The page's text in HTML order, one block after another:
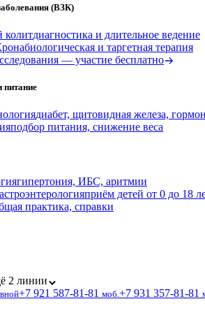
(ВЗК)
колитдиагностика и длительное ведение
биологическая и таргетная терапия
— участие бесплатно
питание
диабет, щитовидная железа,
подбор питания, снижение веса
гипертония, ИБС, аритмии
приём детей от 0 до 18
практика, справки
2 линии
+7 921 587‑81‑81 моб.+7 931 357‑81‑81